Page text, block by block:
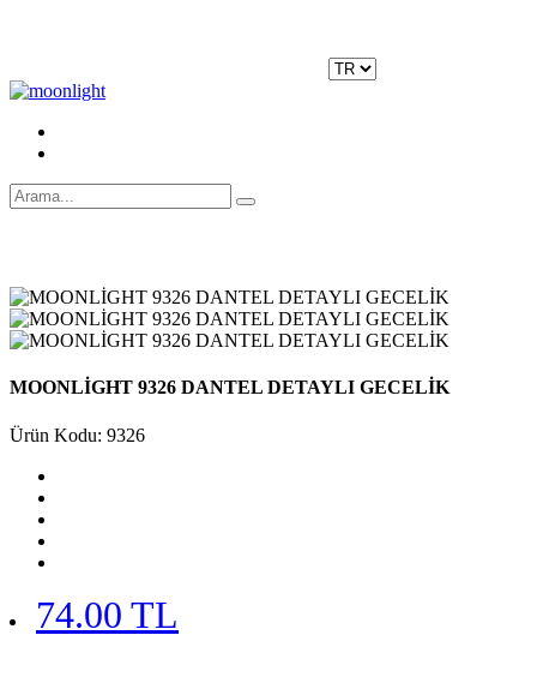
MOONLİGHT 9326 DANTEL DETAYLI GECELİK
Ürün Kodu: 9326
74.00 TL